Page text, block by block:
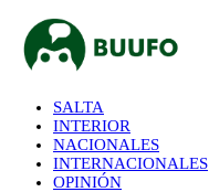
SALTA
INTERIOR
NACIONALES
INTERNACIONALES
OPINIÓN